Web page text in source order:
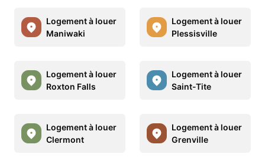
Logement à louer
Maniwaki
Logement à louer
Plessisville
Logement à louer
Roxton Falls
Logement à louer
Saint-Tite
Logement à louer
Clermont
Logement à louer
Grenville